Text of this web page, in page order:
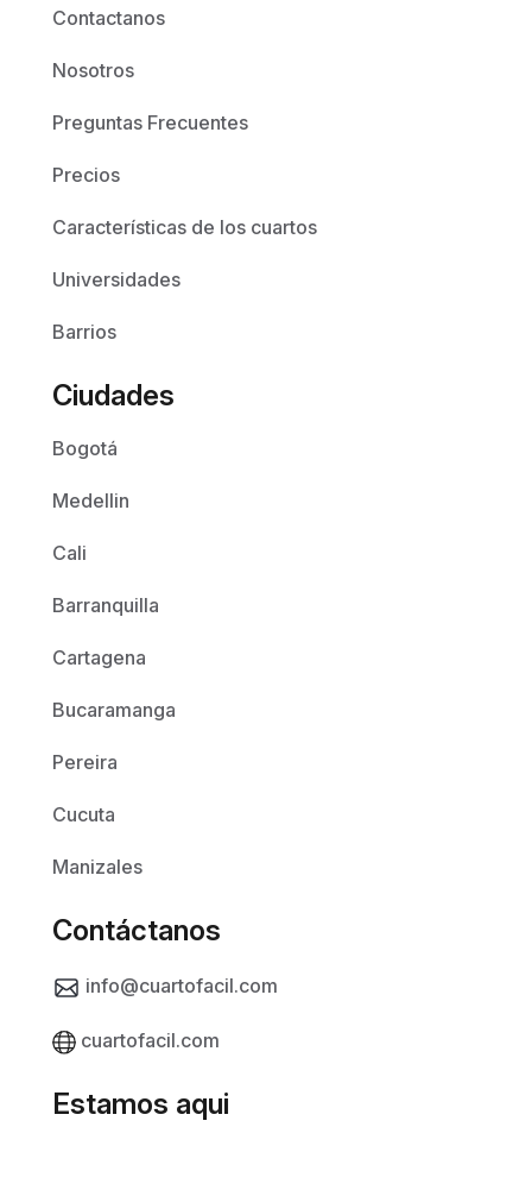
Contactanos
Nosotros
Preguntas Frecuentes
Precios
Características de los cuartos
Universidades
Barrios
Ciudades
Bogotá
Medellin
Cali
Barranquilla
Cartagena
Bucaramanga
Pereira
Cucuta
Manizales
Contáctanos
info@cuartofacil.com
cuartofacil.com
Estamos aqui